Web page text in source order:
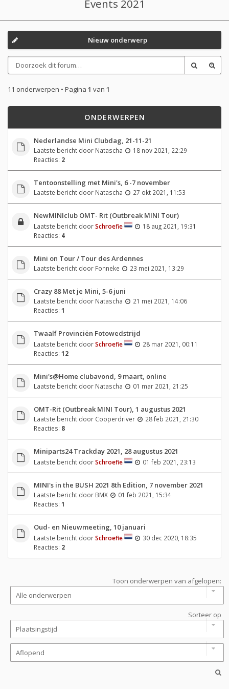
Events 2021
Nieuw onderwerp
11 onderwerpen • Pagina 1 van 1
ONDERWERPEN
Nederlandse Mini Clubdag, 21-11-21
Laatste bericht door Natascha
18 nov 2021, 22:29
Reacties: 2
Tentoonstelling met Mini's, 6 -7 november
Laatste bericht door Natascha 27 okt 2021, 11:53
NewMINIclub OMT- Rit (Outbreak MINI Tour)
Laatste bericht doorSchroefie
18 aug 2021, 19:31
Reacties: 4
Mini on Tour / Tour des Ardennes
Laatste bericht door Fonneke 23 mei 2021, 13:29
Crazy 88 Met je Mini, 5-6 juni
Laatste bericht door Natascha
21 mei 2021, 14:06
Reacties: 1
Twaalf Provinciën Fotowedstrijd
Laatste bericht doorSchroefie
28 mar 2021, 00:11
Reacties: 12
Mini's@Home clubavond, 9 maart, online
Laatste bericht door Natascha 01 mar 2021, 21:25
OMT-Rit (Outbreak MINI Tour), 1 augustus 2021
Laatste bericht door Cooperdriver
28 feb 2021, 21:30
Reacties: 8
Miniparts24 Trackday 2021, 28 augustus 2021
Laatste bericht doorSchroefie 01 feb 2021, 23:13
MINI's in the BUSH 2021 8th Edition, 7 november 2021
Laatste bericht door BMX
01 feb 2021, 15:34
Reacties: 1
Oud- en Nieuwmeeting, 10 januari
Laatste bericht doorSchroefie
30 dec 2020, 18:35
Reacties: 2
Toon onderwerpen van afgelopen:
Sorteer op